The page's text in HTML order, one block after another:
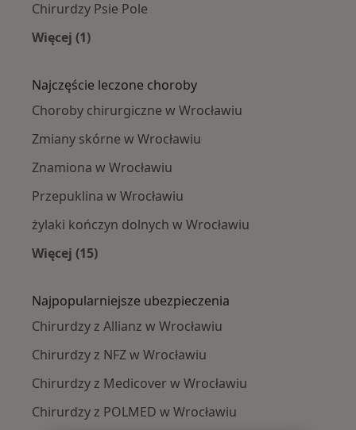
Chirurdzy Psie Pole
Więcej (1)
Najczęście leczone choroby
Choroby chirurgiczne w Wrocławiu
Zmiany skórne w Wrocławiu
Znamiona w Wrocławiu
Przepuklina w Wrocławiu
żylaki kończyn dolnych w Wrocławiu
Więcej (15)
Najpopularniejsze ubezpieczenia
Chirurdzy z Allianz w Wrocławiu
Chirurdzy z NFZ w Wrocławiu
Chirurdzy z Medicover w Wrocławiu
Chirurdzy z POLMED w Wrocławiu